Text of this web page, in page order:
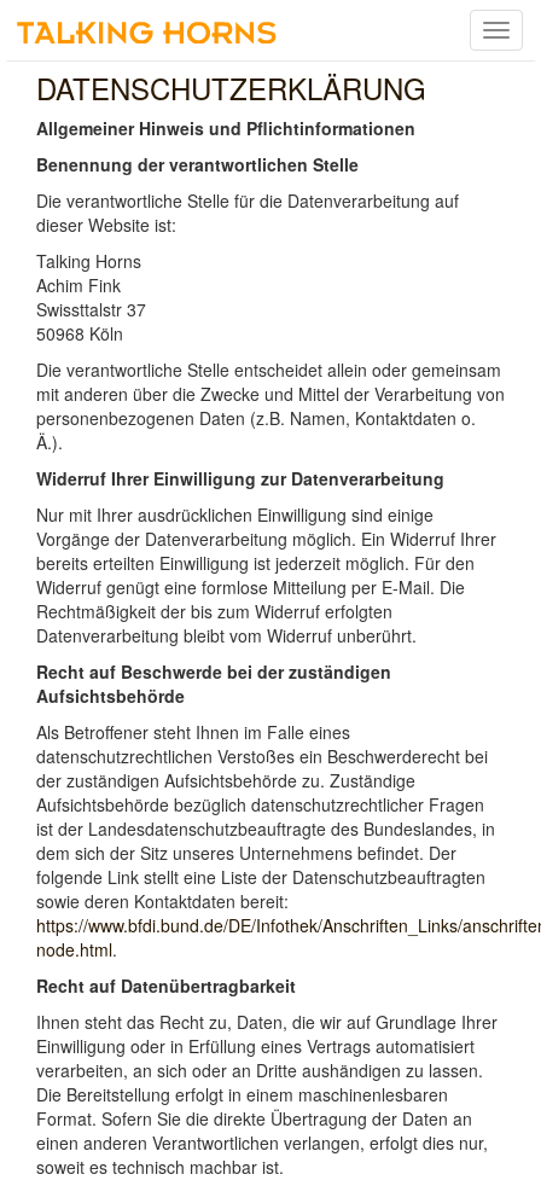
Menu
DATENSCHUTZERKLÄRUNG
Allgemeiner Hinweis und Pflichtinformationen
Benennung der verantwortlichen Stelle
Die verantwortliche Stelle für die Datenverarbeitung auf
dieser Website ist:
Talking Horns
Achim Fink
Swissttalstr 37
50968 Köln
Die verantwortliche Stelle entscheidet allein oder gemeinsam
mit anderen über die Zwecke und Mittel der Verarbeitung von
personenbezogenen Daten (z.B. Namen, Kontaktdaten o.
Ä.).
Widerruf Ihrer Einwilligung zur Datenverarbeitung
Nur mit Ihrer ausdrücklichen Einwilligung sind einige
Vorgänge der Datenverarbeitung möglich. Ein Widerruf Ihrer
bereits erteilten Einwilligung ist jederzeit möglich. Für den
Widerruf genügt eine formlose Mitteilung per E-Mail. Die
Rechtmäßigkeit der bis zum Widerruf erfolgten
Datenverarbeitung bleibt vom Widerruf unberührt.
Recht auf Beschwerde bei der zuständigen
Aufsichtsbehörde
Als Betroffener steht Ihnen im Falle eines
datenschutzrechtlichen Verstoßes ein Beschwerderecht bei
der zuständigen Aufsichtsbehörde zu. Zuständige
Aufsichtsbehörde bezüglich datenschutzrechtlicher Fragen
ist der Landesdatenschutzbeauftragte des Bundeslandes, in
dem sich der Sitz unseres Unternehmens befindet. Der
folgende Link stellt eine Liste der Datenschutzbeauftragten
sowie deren Kontaktdaten bereit:
https://www.bfdi.bund.de/DE/Infothek/Anschriften_Links/
node.html.
Recht auf Datenübertragbarkeit
Ihnen steht das Recht zu, Daten, die wir auf Grundlage Ihrer
Einwilligung oder in Erfüllung eines Vertrags automatisiert
verarbeiten, an sich oder an Dritte aushändigen zu lassen.
Die Bereitstellung erfolgt in einem maschinenlesbaren
Format. Sofern Sie die direkte Übertragung der Daten an
einen anderen Verantwortlichen verlangen, erfolgt dies nur,
soweit es technisch machbar ist.